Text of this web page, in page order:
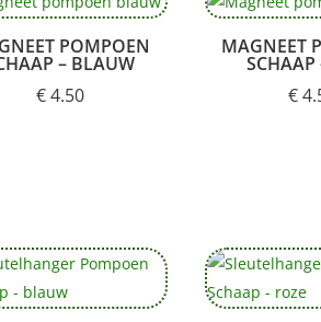
POMPOEN
– BLAUW
€4.50
MAGNEET
SCHAAP
€